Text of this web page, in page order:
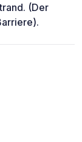
(Der